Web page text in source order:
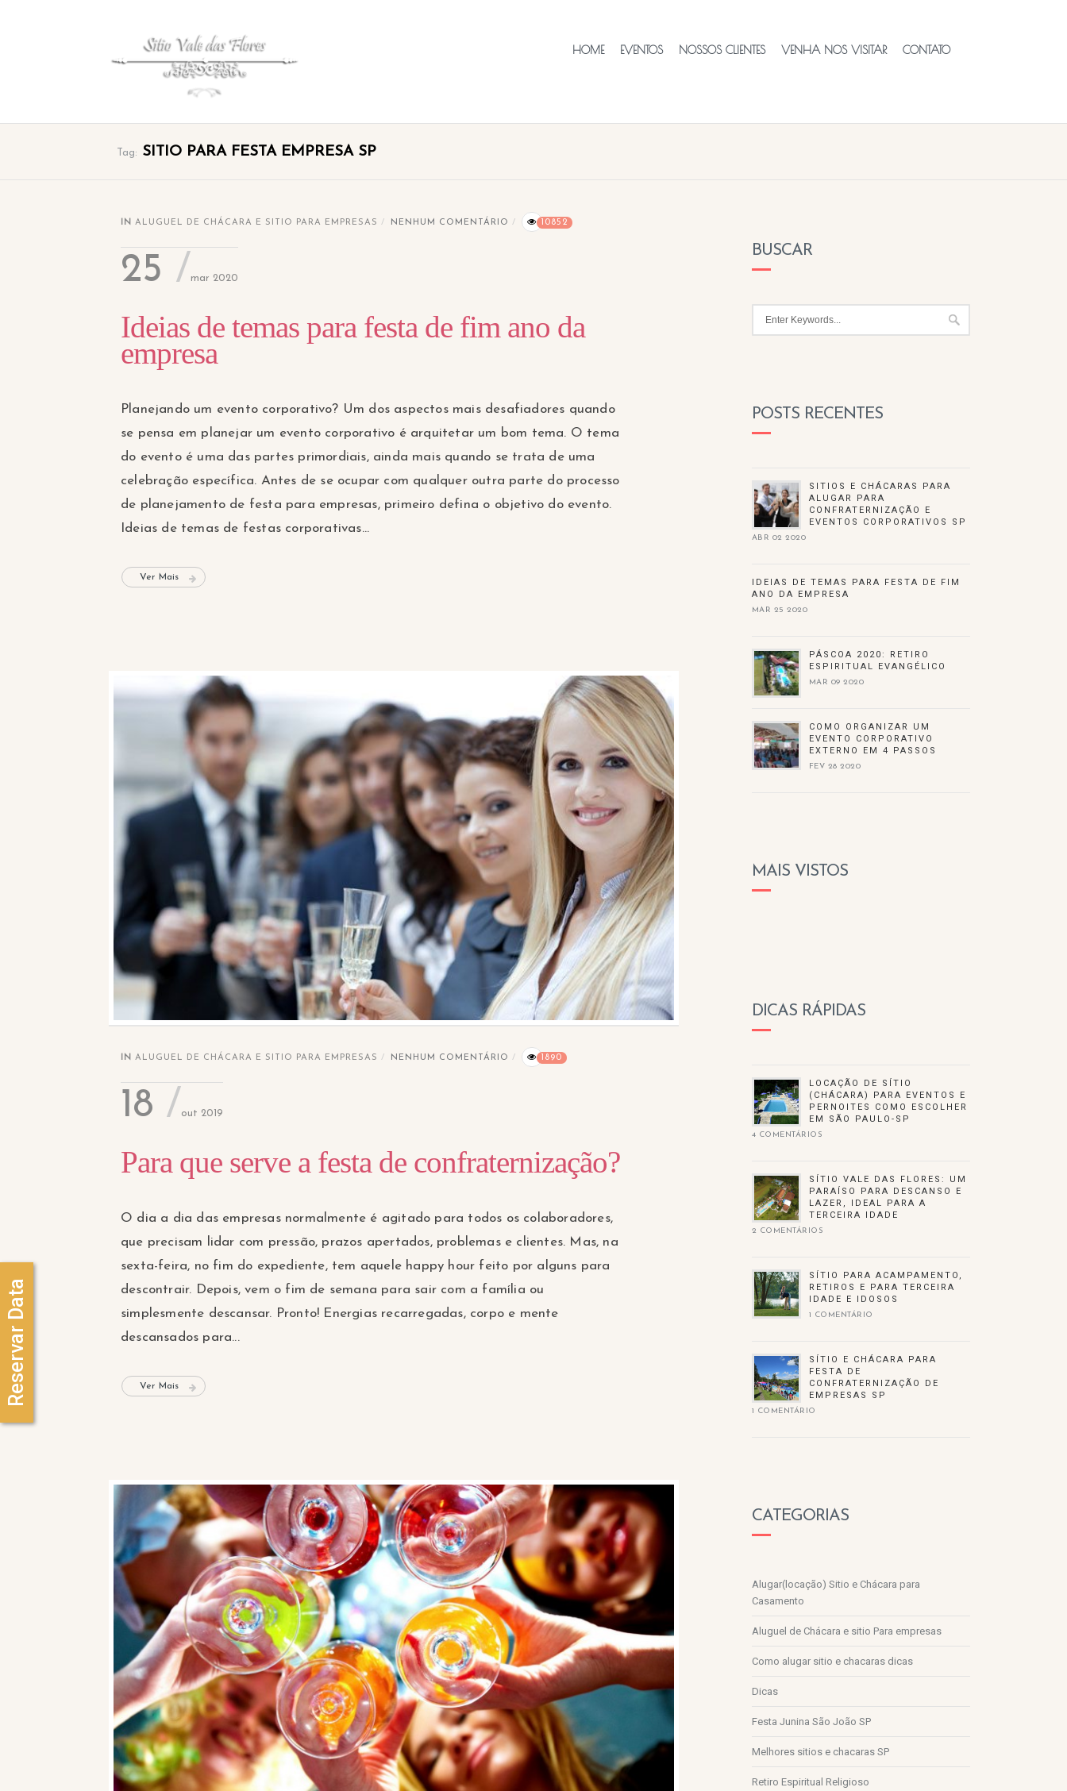
HOME EVENTOS NOSSOS CLIENTES VENHA NOS VISITAR CONTATO
Tag: SITIO PARA FESTA EMPRESA SP
IN ALUGUEL DE CHÁCARA E SITIO PARA EMPRESAS NENHUM COMENTÁRIO 10852
25 mar 2020
Ideias de temas para festa de fim ano da
empresa
Planejando um evento corporativo? Um dos aspectos mais desafiadores quando
se pensa em planejar um evento corporativo é arquitetar um bom tema. O tema
do evento é uma das partes primordiais, ainda mais quando se trata de uma
celebração específica. Antes de se ocupar com qualquer outra parte do processo
de planejamento de festa para empresas, primeiro defina o objetivo do evento.
Ideias de temas de festas corporativas...
Ver Mais
IN ALUGUEL DE CHÁCARA E SITIO PARA EMPRESAS NENHUM COMENTÁRIO 1890
18 out 2019
Para que serve a festa de confraternização?
O dia a dia das empresas normalmente é agitado para todos os colaboradores,
que precisam lidar com pressão, prazos apertados, problemas e clientes. Mas, na
sexta-feira, no fim do expediente, tem aquele happy hour feito por alguns para
descontrair. Depois, vem o fim de semana para sair com a família ou
simplesmente descansar. Pronto! Energias recarregadas, corpo e mente
descansados para...
Ver Mais
BUSCAR
POSTS RECENTES
SITIOS E CHÁCARAS PARA
ALUGAR PARA
CONFRATERNIZAÇÃO E
EVENTOS CORPORATIVOS SP
ABR 02 2020
IDEIAS DE TEMAS PARA FESTA DE FIM
ANO DA EMPRESA
MAR 25 2020
PÁSCOA 2020: RETIRO
ESPIRITUAL EVANGÉLICO
MAR 09 2020
COMO ORGANIZAR UM
EVENTO CORPORATIVO
EXTERNO EM 4 PASSOS
FEV 28 2020
MAIS VISTOS
DICAS RÁPIDAS
LOCAÇÃO DE SÍTIO
(CHÁCARA) PARA EVENTOS E
PERNOITES COMO ESCOLHER
EM SÃO PAULO-SP
4 COMENTÁRIOS
SÍTIO VALE DAS FLORES: UM
PARAÍSO PARA DESCANSO E
LAZER, IDEAL PARA A
TERCEIRA IDADE
2 COMENTÁRIOS
SÍTIO PARA ACAMPAMENTO,
RETIROS E PARA TERCEIRA
IDADE E IDOSOS
1 COMENTÁRIO
SÍTIO E CHÁCARA PARA
FESTA DE
CONFRATERNIZAÇÃO DE
EMPRESAS SP
1 COMENTÁRIO
CATEGORIAS
Alugar(locação) Sitio e Chácara para
Casamento
Aluguel de Chácara e sitio Para empresas
Como alugar sitio e chacaras dicas
Dicas
Festa Junina São João SP
Melhores sitios e chacaras SP
Retiro Espiritual Religioso
Reservar Data